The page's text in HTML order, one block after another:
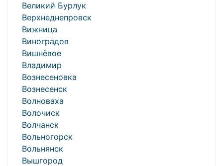
Великий Бурлук
Верхнеднепровск
Вижница
Виноградов
Вишнёвое
Владимир
Вознесеновка
Вознесенск
Волноваха
Волочиск
Волчанск
Вольногорск
Вольнянск
Вышгород